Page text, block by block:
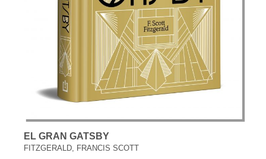
EL GRAN GATSBY
FITZGERALD, FRANCIS SCOTT